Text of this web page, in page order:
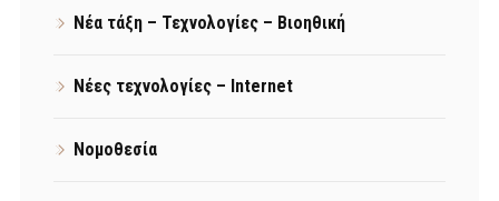
Νέα τάξη – Τεχνολογίες – Βιοηθική
Νέες τεχνολογίες – Internet
Νομοθεσία